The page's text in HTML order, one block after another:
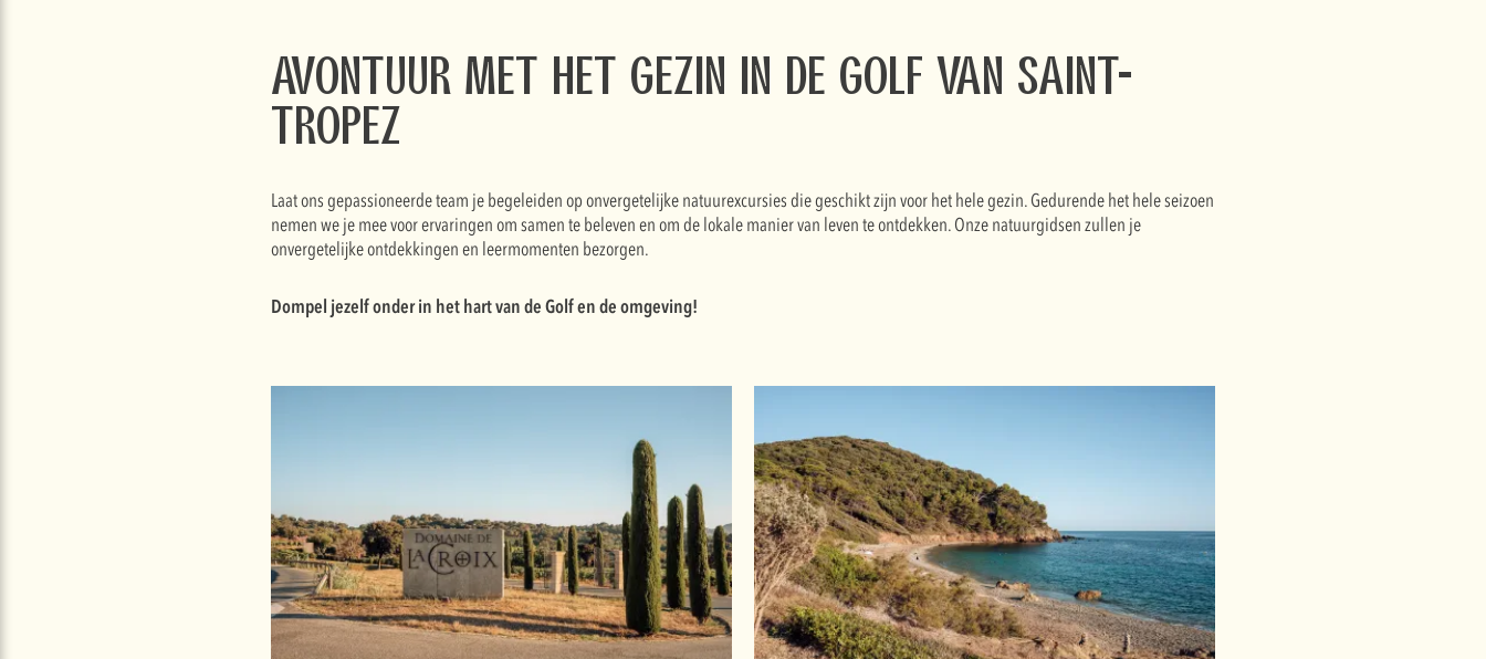
Avontuur met het gezin in de Golf van Saint-
Tropez
Laat ons gepassioneerde team je begeleiden op onvergetelijke natuurexcursies die geschikt zijn voor het hele gezin. Gedurende het hele seizoen
nemen we je mee voor ervaringen om samen te beleven en om de lokale manier van leven te ontdekken. Onze natuurgidsen zullen je
onvergetelijke ontdekkingen en leermomenten bezorgen.
Dompel jezelf onder in het hart van de Golf en de omgeving!